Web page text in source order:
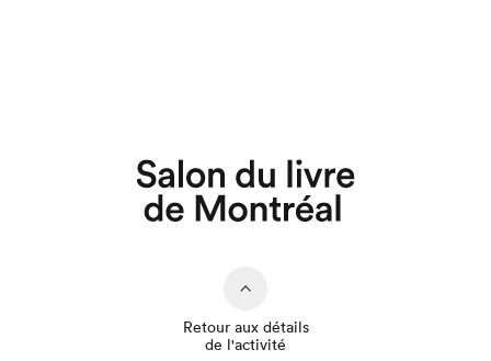
Que cherchez-vous?
Retour aux détails
de l'activité